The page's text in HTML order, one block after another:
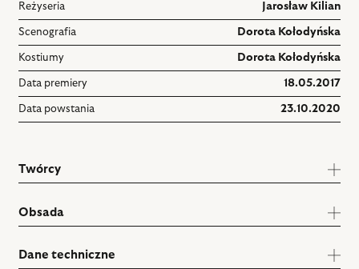
Reżyseria Jarosław Kilian
Scenografia Dorota Kołodyńska
Kostiumy Dorota Kołodyńska
Data premiery 18.05.2017
Data powstania 23.10.2020
Twórcy
Obsada
Dane techniczne